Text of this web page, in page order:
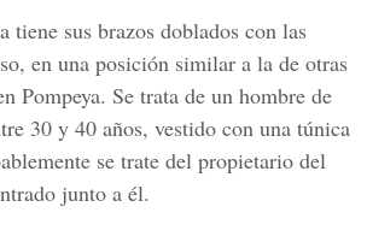
tiene sus brazos doblados con las
en una posición similar a la de otras
Pompeya. Se trata de un hombre de
30 y 40 años, vestido con una túnica
se trate del propietario del
junto a él.